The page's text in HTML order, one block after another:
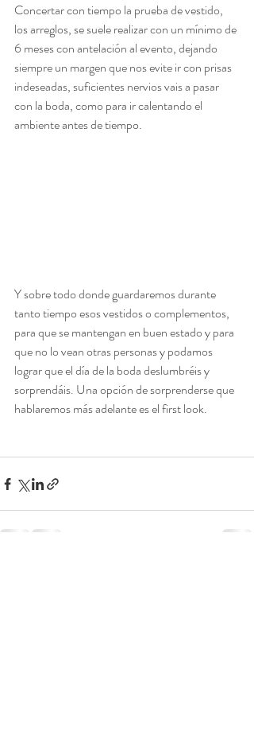
Concertar con tiempo la prueba de vestido,
los arreglos, se suele realizar con un mínimo de
6 meses con antelación al evento, dejando
siempre un margen que nos evite ir con prisas
indeseadas, suficientes nervios vais a pasar
con la boda, como para ir calentando el
ambiente antes de tiempo.
Y sobre todo donde guardaremos durante
tanto tiempo esos vestidos o complementos,
para que se mantengan en buen estado y para
que no lo vean otras personas y podamos
lograr que el día de la boda deslumbréis y
sorprendáis. Una opción de sorprenderse que
hablaremos más adelante es el first look.